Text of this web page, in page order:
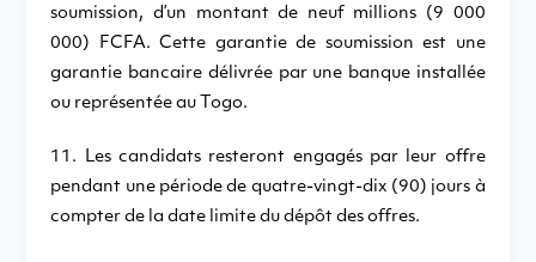
soumission, d’un montant de neuf millions (9 000
000) FCFA. Cette garantie de soumission est une
garantie bancaire délivrée par une banque installée
ou représentée au Togo.
11. Les candidats resteront engagés par leur offre
pendant une période de quatre-vingt-dix (90) jours à
compter de la date limite du dépôt des offres.